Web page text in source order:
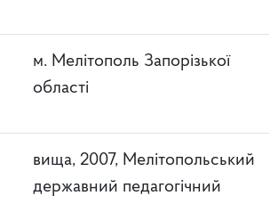
м. Мелітополь Запорізької
області
вища, 2007, Мелітопольський
державний педагогічний